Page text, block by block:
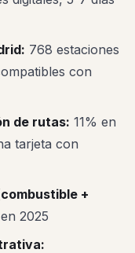
768 estaciones
con
de rutas: 11% en
tarjeta con
+
2025